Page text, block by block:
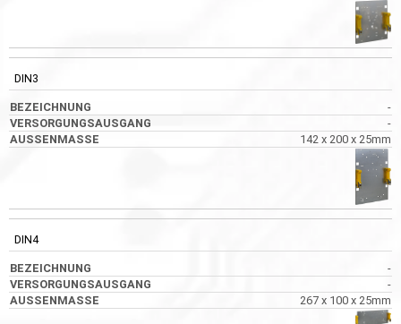
DIN3
-
-
142 x 200 x 25mm
DIN4
-
-
267 x 100 x 25mm